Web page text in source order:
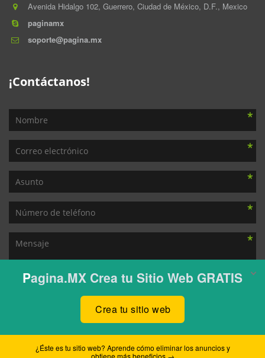
Avenida Hidalgo 102, Guerrero, Ciudad de México, D.F., Mexico
paginamx
soporte@pagina.mx
¡Contáctanos!
© 2016 Pagina.mx